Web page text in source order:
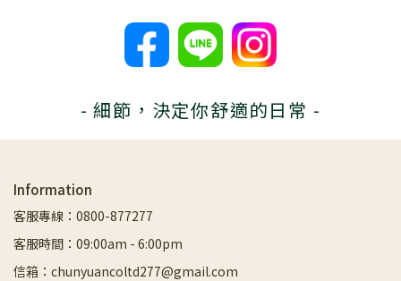
- 細節，決定你舒適的日常 -
Information
客服專線：0800-877277
客服時間：09:00am - 6:00pm
信箱：chunyuancoltd277@gmail.com